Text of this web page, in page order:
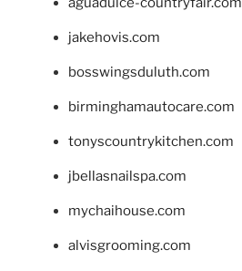
jakehovis.com
bosswingsduluth.com
birminghamautocare.com
tonyscountrykitchen.com
jbellasnailspa.com
mychaihouse.com
alvisgrooming.com